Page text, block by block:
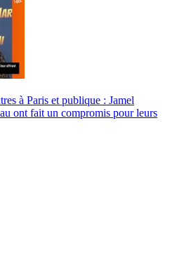
à Paris et publique : Jamel
ont fait un compromis pour leurs